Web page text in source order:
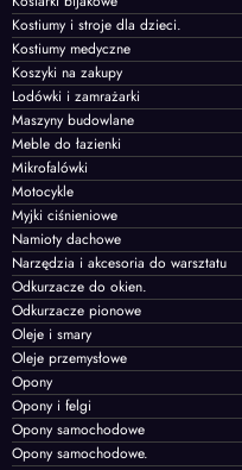
Kostiumy i stroje dla dzieci.
Kostiumy medyczne
Koszyki na zakupy
Lodówki i zamrażarki
Maszyny budowlane
Meble do łazienki
Mikrofalówki
Motocykle
Myjki ciśnieniowe
Namioty dachowe
Narzędzia i akcesoria do warsztatu
Odkurzacze do okien.
Odkurzacze pionowe
Oleje i smary
Oleje przemysłowe
Opony
Opony i felgi
Opony samochodowe
Opony samochodowe.